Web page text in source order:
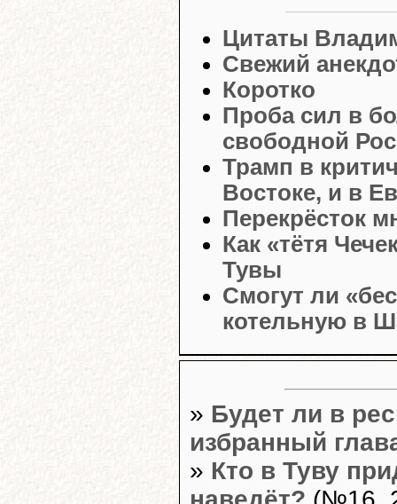
Цитаты
Свежий
Коротко
Проба сил в
свободной
Трамп в
Востоке, и в
Перекрёсток
Как «тётя
Тувы
Смогут ли
котельную в
» Будет ли в
избранный
» Кто в Туву